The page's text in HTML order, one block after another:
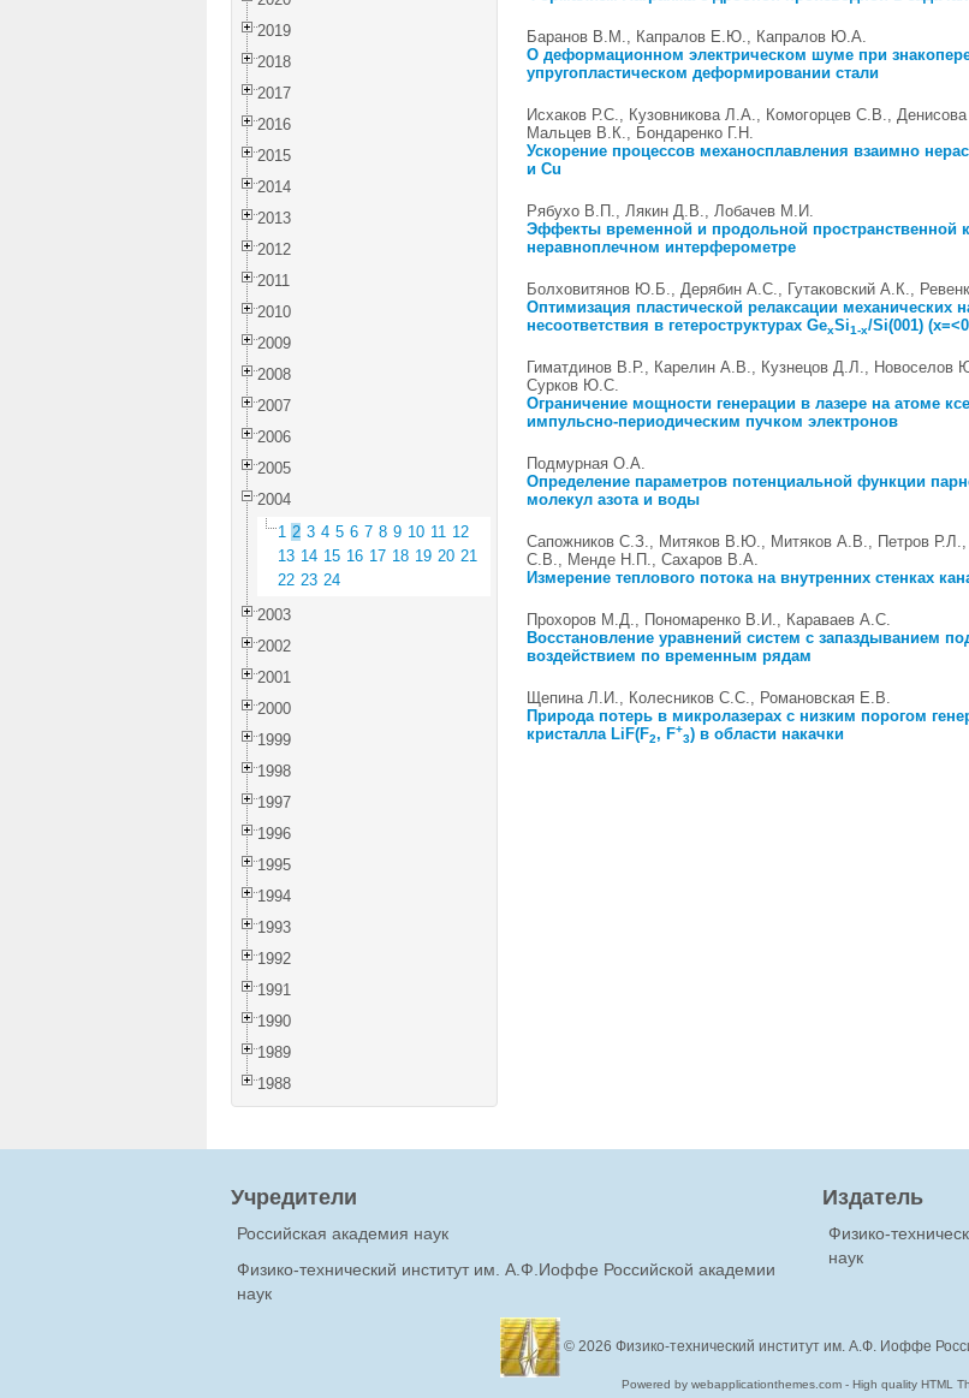
2019
2018
2017
2016
2015
2014
2013
2012
2011
2010
2009
2008
2007
2006
2005
2004
1 2 3 4 5 6 7 8 9 10 11 12
13 14 15 16 17 18 19 20 21
22 23 24
2003
2002
2001
2000
1999
1998
1997
1996
1995
1994
1993
1992
1991
1990
1989
1988
Баранов В.М., Капралов Е.Ю., Капралов Ю.А.
О деформационном электрическом шуме при
упругопластическом деформировании стали
Исхаков Р.С., Кузовникова Л.А., Комогорцев С.В.,
Мальцев В.К., Бондаренко Г.Н.
Ускорение процессов механосплавления взаимно
и Cu
Рябухо В.П., Лякин Д.В., Лобачев М.И.
Эффекты временной и продольной пространственной
неравноплечном интерферометре
Болховитянов Ю.Б., Дерябин А.С., Гутаковский А.К.,
Оптимизация пластической релаксации механических
несоответствия в гетероструктурах GexSi1-x/Si(001)
Гиматдинов В.Р., Карелин А.В., Кузнецов Д.Л.,
Сурков Ю.С.
Ограничение мощности генерации в лазере на атоме
импульсно-периодическим пучком электронов
Подмурная О.А.
Определение параметров потенциальной функции
молекул азота и воды
Сапожников С.З., Митяков В.Ю., Митяков А.В., Петров
С.В., Менде Н.П., Сахаров В.А.
Измерение теплового потока на внутренних стенках
Прохоров М.Д., Пономаренко В.И., Караваев А.С.
Восстановление уравнений систем с запаздыванием
воздействием по временным рядам
Щепина Л.И., Колесников С.С., Романовская Е.В.
Природа потерь в микролазерах с низким порогом
кристалла LiF(F2, F+
3) в области накачки
Учредители
Российская академия наук
Физико-технический институт им. А.Ф.Иоффе Российской академии
наук
Издатель
Физико-
наук
© 2026 Физико-технический институт им. А.Ф. Иоффе
Powered by webapplicationthemes.com - High quality HTML